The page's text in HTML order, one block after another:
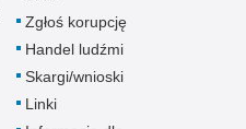
Zgłoś korupcję
Handel ludźmi
Skargi/wnioski
Linki